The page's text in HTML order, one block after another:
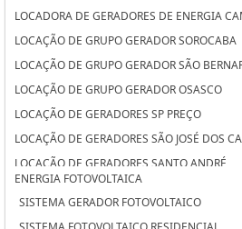
LOCADORA DE GERADORES DE ENERGIA
LOCAÇÃO DE GRUPO GERADOR SOROCABA
LOCAÇÃO DE GRUPO GERADOR SÃO
LOCAÇÃO DE GRUPO GERADOR OSASCO
LOCAÇÃO DE GERADORES SP PREÇO
LOCAÇÃO DE GERADORES SÃO JOSÉ DOS
LOCAÇÃO DE GERADORES SANTO ANDRÉ
LOCAÇÃO DE GERADORES PARA
ENERGIA FOTOVOLTAICA
SISTEMA GERADOR FOTOVOLTAICO